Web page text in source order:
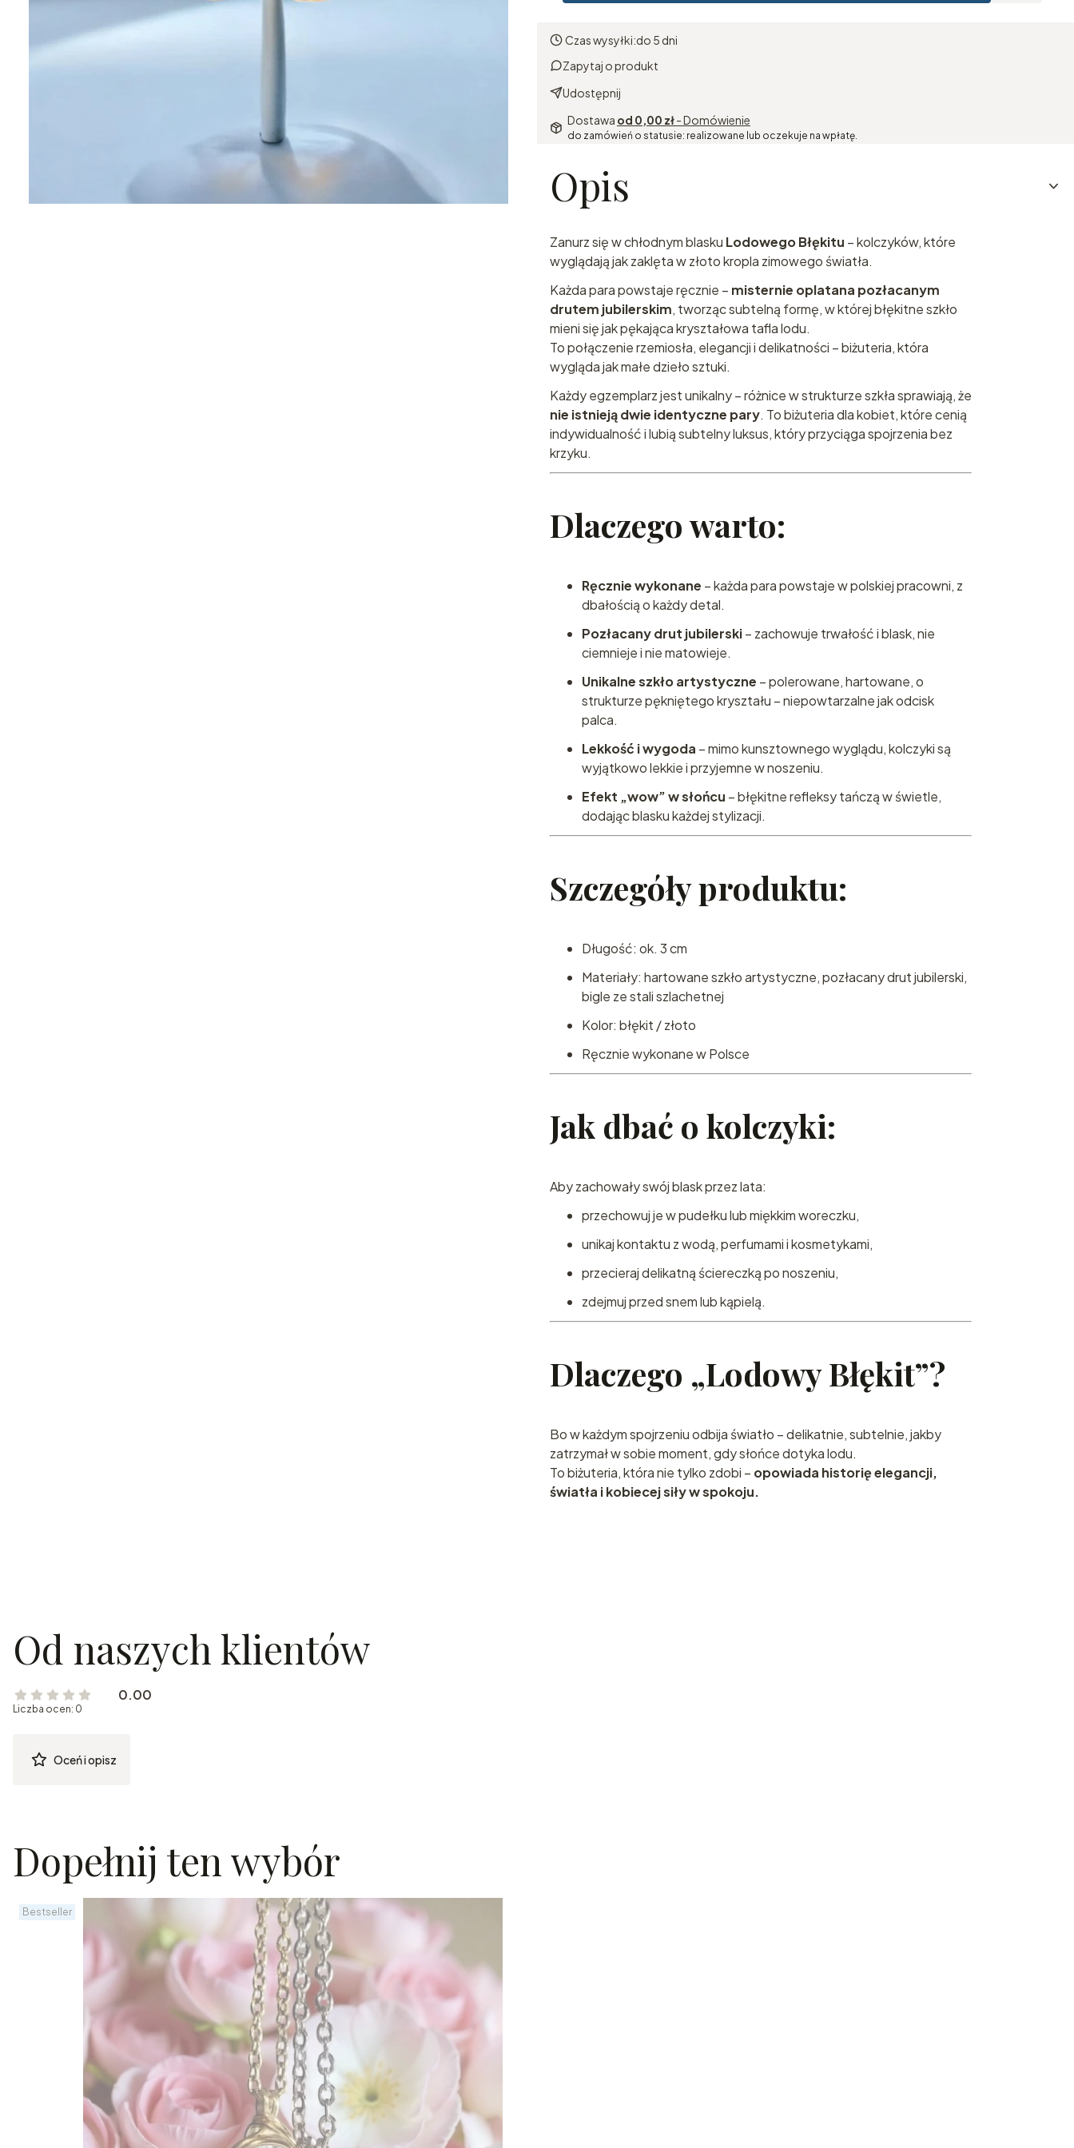
Czas wysyłki:do 5 dni
Zapytaj o produkt
Udostępnij
Dostawa od 0,00 zł- Domówienie
do zamówień o statusie: realizowane lub oczekuje na wpłatę.
Opis
Zanurz się w chłodnym blasku Lodowego Błękitu – kolczyków, które
wyglądają jak zaklęta w złoto kropla zimowego światła.
Każda para powstaje ręcznie – misternie oplatana pozłacanym
drutem jubilerskim, tworząc subtelną formę, w której błękitne szkło
mieni się jak pękająca kryształowa tafla lodu.
To połączenie rzemiosła, elegancji i delikatności – biżuteria, która
wygląda jak małe dzieło sztuki.
Każdy egzemplarz jest unikalny – różnice w strukturze szkła sprawiają, że
nie istnieją dwie identyczne pary. To biżuteria dla kobiet, które cenią
indywidualność i lubią subtelny luksus, który przyciąga spojrzenia bez
krzyku.
Dlaczego warto:
Ręcznie wykonane – każda para powstaje w polskiej pracowni, z
dbałością o każdy detal.
Pozłacany drut jubilerski– zachowuje trwałość i blask, nie
ciemnieje i nie matowieje.
Unikalne szkło artystyczne – polerowane, hartowane, o
strukturze pękniętego kryształu – niepowtarzalne jak odcisk
palca.
Lekkość i wygoda – mimo kunsztownego wyglądu, kolczyki są
wyjątkowo lekkie i przyjemne w noszeniu.
Efekt „wow” w słońcu – błękitne refleksy tańczą w świetle,
dodając blasku każdej stylizacji.
Szczegóły produktu:
Długość: ok. 3 cm
Materiały: hartowane szkło artystyczne, pozłacany drut jubilerski,
bigle ze stali szlachetnej
Kolor: błękit / złoto
Ręcznie wykonane w Polsce
Jak dbać o kolczyki:
Aby zachowały swój blask przez lata:
przechowuj je w pudełku lub miękkim woreczku,
unikaj kontaktu z wodą, perfumami i kosmetykami,
przecieraj delikatną ściereczką po noszeniu,
zdejmuj przed snem lub kąpielą.
Dlaczego „Lodowy Błękit”?
Bo w każdym spojrzeniu odbija światło – delikatnie, subtelnie, jakby
zatrzymał w sobie moment, gdy słońce dotyka lodu.
To biżuteria, która nie tylko zdobi – opowiada historię elegancji,
światła i kobiecej siły w spokoju.
Od naszych klientów
0.00
Liczba ocen: 0
Oceń i opisz
Dopełnij ten wybór
Bestseller